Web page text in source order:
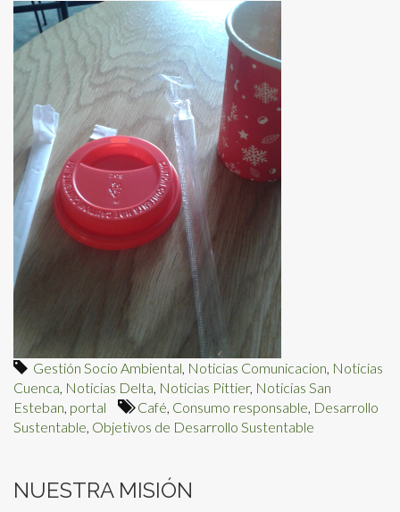
Gestión Socio Ambiental, Noticias Comunicacion, Noticias
Cuenca, Noticias Delta, Noticias Pittier, Noticias San
Esteban, portal Café, Consumo responsable, Desarrollo
Sustentable, Objetivos de Desarrollo Sustentable
NUESTRA MISIÓN